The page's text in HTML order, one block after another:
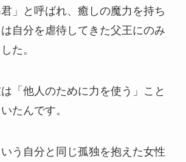
」と呼ばれ、癒しの魔力を持ち
自分を虐待してきた父王にのみ
た。
「他人のために力を使う」こと
たんです。
う自分と同じ孤独を抱えた女性